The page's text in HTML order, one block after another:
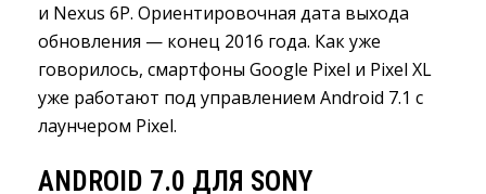
и Nexus 6P. Ориентировочная дата выхода
обновления — конец 2016 года. Как уже
говорилось, смартфоны Google Pixel и Pixel XL
уже работают под управлением Android 7.1 с
лаунчером Pixel.
ANDROID 7.0 ДЛЯ SONY